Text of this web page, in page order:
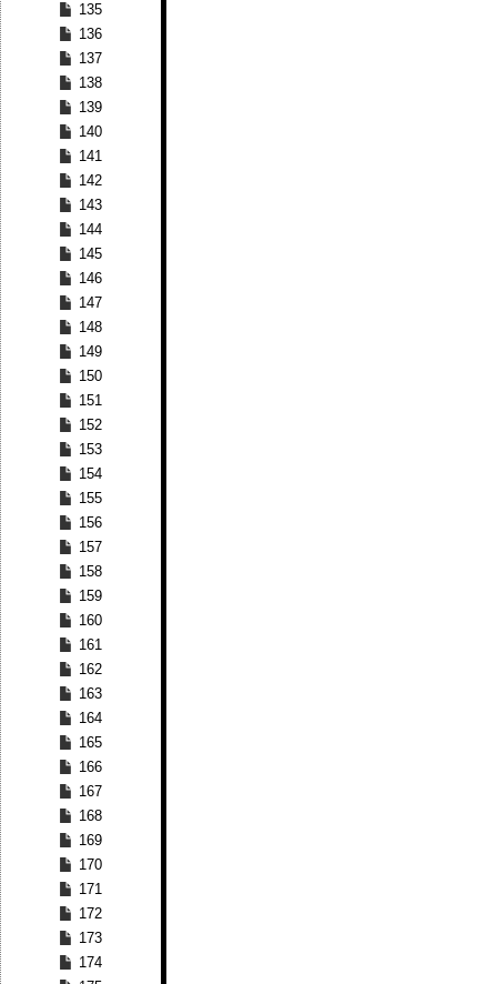
135
136
137
138
139
140
141
142
143
144
145
146
147
148
149
150
151
152
153
154
155
156
157
158
159
160
161
162
163
164
165
166
167
168
169
170
171
172
173
174